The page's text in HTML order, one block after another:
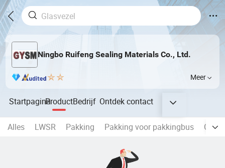
Ningbo Ruifeng Sealing Materials Co., Ltd.
Meer
StartpaginaProductBedrijf Ontdekcontact
Alles LWSR Pakking Pakking voor pakkingbus